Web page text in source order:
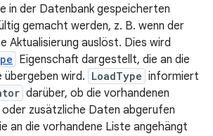
in der Datenbank gespeicherten
gemacht werden, z. B. wenn der
Aktualisierung auslöst. Dies wird
Eigenschaft dargestellt, die an die
übergeben wird. LoadType informiert
darüber, ob die vorhandenen
zusätzliche Daten abgerufen
an die vorhandene Liste angehängt